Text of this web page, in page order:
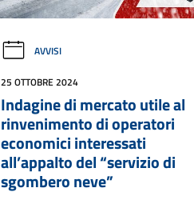
AVVISI
25 OTTOBRE 2024
Indagine di mercato utile al
rinvenimento di operatori
economici interessati
all’appalto del “servizio di
sgombero neve”